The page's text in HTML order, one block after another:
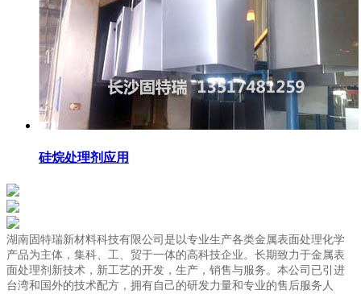
硅烷处理剂应用
湖南固特瑞新材料科技有限公司是以专业生产各类金属表面处理化学
产品为主体，集科、工、贸于一体的高科技企业。长期致力于金属表
面处理剂新技术，新工艺的开发，生产，销售与服务。本公司已引进
台湾和国外的技术配方，拥有自己的研发力量和专业的售后服务人